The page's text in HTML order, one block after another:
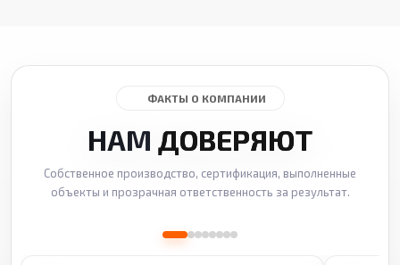
ФАКТЫ О КОМПАНИИ
НАМ ДОВЕРЯЮТ
Собственное производство, сертификация, выполненные
объекты и прозрачная ответственность за результат.